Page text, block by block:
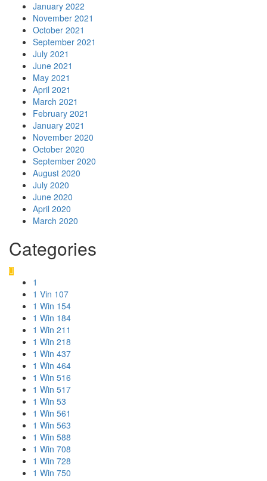
January 2022
November 2021
October 2021
September 2021
July 2021
June 2021
May 2021
April 2021
March 2021
February 2021
January 2021
November 2020
October 2020
September 2020
August 2020
July 2020
June 2020
April 2020
March 2020
Categories
1
1 Vin 107
1 Win 154
1 Win 184
1 Win 211
1 Win 218
1 Win 437
1 Win 464
1 Win 516
1 Win 517
1 Win 53
1 Win 561
1 Win 563
1 Win 588
1 Win 708
1 Win 728
1 Win 750